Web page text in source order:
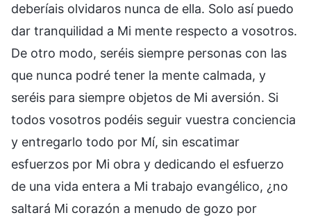
deberíais olvidaros nunca de ella. Solo así puedo
dar tranquilidad a Mi mente respecto a vosotros.
De otro modo, seréis siempre personas con las
que nunca podré tener la mente calmada, y
seréis para siempre objetos de Mi aversión. Si
todos vosotros podéis seguir vuestra conciencia
y entregarlo todo por Mí, sin escatimar
esfuerzos por Mi obra y dedicando el esfuerzo
de una vida entera a Mi trabajo evangélico, ¿no
saltará Mi corazón a menudo de gozo por